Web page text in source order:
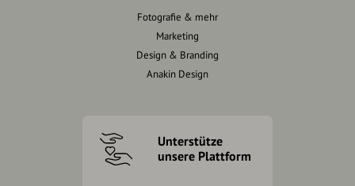
Fotografie & mehr
Marketing
Design & Branding
Anakin Design
Unterstütze
unsere Plattform